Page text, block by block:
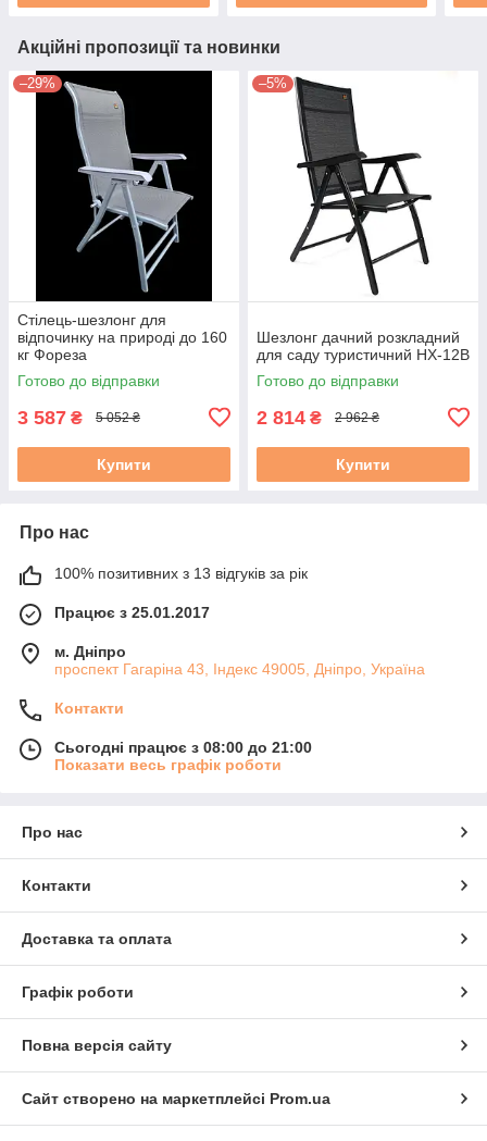
Акційні пропозиції та новинки
–29%
Стілець-шезлонг для
відпочинку на природі до 160
кг Фореза
Готово до відправки
3 587 ₴ 5 052 ₴
Купити
–5%
Шезлонг дачний розкладний
для саду туристичний HX-12B
Готово до відправки
2 814 ₴ 2 962 ₴
Купити
Про нас
100% позитивних з 13 відгуків за рік
Працює з 25.01.2017
м. Дніпро
проспект Гагаріна 43, Індекс 49005, Дніпро, Україна
Контакти
Сьогодні працює з 08:00 до 21:00
Показати весь графік роботи
Про нас
Контакти
Доставка та оплата
Графік роботи
Повна версія сайту
Сайт створено на маркетплейсі Prom.ua